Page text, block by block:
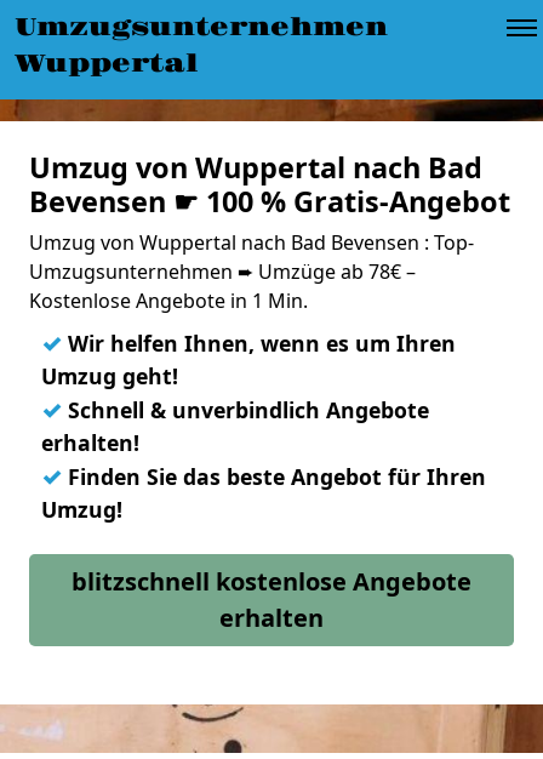
Umzugsunternehmen
Wuppertal
Umzug von Wuppertal nach Bad
Bevensen ☛ 100 % Gratis-Angebot
Umzug von Wuppertal nach Bad Bevensen : Top-
Umzugsunternehmen ➨ Umzüge ab 78€ –
Kostenlose Angebote in 1 Min.
✓ Wir helfen Ihnen, wenn es um Ihren
Umzug geht!
✓ Schnell & unverbindlich Angebote
erhalten!
✓ Finden Sie das beste Angebot für Ihren
Umzug!
blitzschnell kostenlose Angebote
erhalten